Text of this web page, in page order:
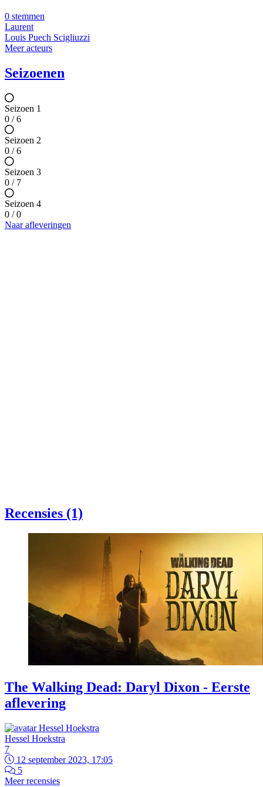
0 stemmen
Laurent
Louis Puech Scigliuzzi
Meer acteurs
Seizoenen
Seizoen 1
0 / 6
Seizoen 2
0 / 6
Seizoen 3
0 / 7
Seizoen 4
0 / 0
Naar afleveringen
Recensies (1)
The Walking Dead: Daryl Dixon - Eerste
aflevering
Hessel Hoekstra
7
12 september 2023, 17:05
5
Meer recensies